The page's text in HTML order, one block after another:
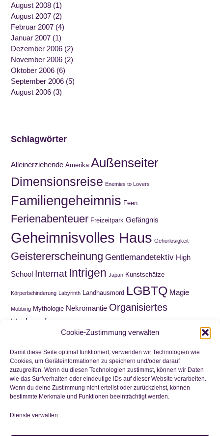
Cookie-Zustimmung verwalten
Damit diese Seite optimal funktioniert, verwenden wir Technologien wie
Cookies, um Geräteinformationen zu speichern und/oder darauf
zuzugreifen. Wenn du diesen Technologien zustimmst, können wir Daten
wie das Surfverhalten oder eindeutige IDs auf dieser Website verarbeiten.
Wenn du deine Zustimmung nicht erteilst oder zurückziehst, können
bestimmte Merkmale und Funktionen beeinträchtigt werden.
Dienste verwalten
August 2008 (1)
August 2007 (2)
Februar 2007 (4)
Januar 2007 (1)
Dezember 2006 (2)
November 2006 (2)
Oktober 2006 (6)
September 2006 (5)
August 2006 (3)
Schlagwörter
Alleinerziehende Amerika Außenseiter
Dimensionsreise Enemies to Lovers
Familiengeheimnis Feen
Ferienabenteuer Freizeitpark Gefängnis
Geheimnisvolles Haus Gehörlosigkeit
Geistererscheinung Gentlemandetektiv High
School Internat Intrigen Japan Kunstschätze
Körperbehinderung Labyrinth Landhausmord LGBTQ Magie
Mobbing Mythologie Nekromantie Organisiertes
Verbrechen
Schatzsuche Schnitzeljagd Schottland
Schule Trauer Viktorianische Ära Wahnsinn
Waisenkind Wirtschaftskrise Wortwitz Zeitreise
Zwillinge
Nichts mehr verpassen